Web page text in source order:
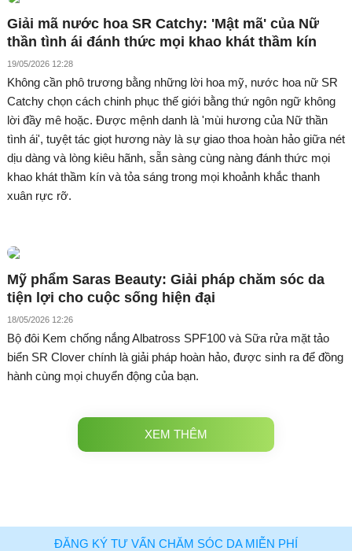
Giải mã nước hoa SR Catchy: 'Mật mã' của Nữ
thần tình ái đánh thức mọi khao khát thầm kín
19/05/2026 12:28
Không cần phô trương bằng những lời hoa mỹ, nước hoa nữ SR
Catchy chọn cách chinh phục thế giới bằng thứ ngôn ngữ không
lời đầy mê hoặc. Được mệnh danh là 'mùi hương của Nữ thần
tình ái', tuyệt tác giọt hương này là sự giao thoa hoàn hảo giữa nét
dịu dàng và lòng kiêu hãnh, sẵn sàng cùng nàng đánh thức mọi
khao khát thầm kín và tỏa sáng trong mọi khoảnh khắc thanh
xuân rực rỡ.
Mỹ phẩm Saras Beauty: Giải pháp chăm sóc da
tiện lợi cho cuộc sống hiện đại
18/05/2026 12:26
Bộ đôi Kem chống nắng Albatross SPF100 và Sữa rửa mặt tảo
biển SR Clover chính là giải pháp hoàn hảo, được sinh ra để đồng
hành cùng mọi chuyển động của bạn.
XEM THÊM
ĐĂNG KÝ TƯ VẤN CHĂM SÓC DA MIỄN PHÍ